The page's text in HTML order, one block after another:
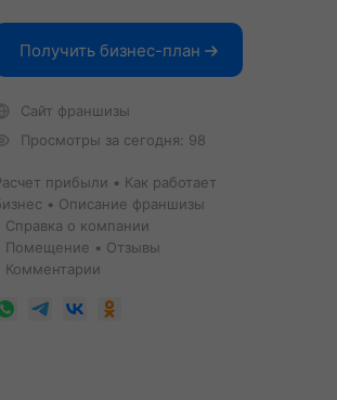
Получить бизнес-план
Сайт франшизы
Просмотры за сегодня: 98
прибыли
Как работает
Описание франшизы
Справка о компании
Помещение
Отзывы
Комментарии